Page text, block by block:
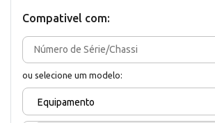
Compativel com:
ou selecione um modelo:
Equipamento